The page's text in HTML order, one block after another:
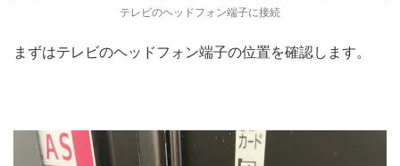
テレビのヘッドフォン端子に接続
まずはテレビのヘッドフォン端子の位置を確認します。